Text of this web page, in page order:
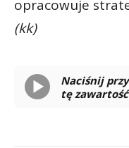
opracowuje
(kk)
Naciśnij przycisk odtwarzania, aby odsłuchać
tę zawartość